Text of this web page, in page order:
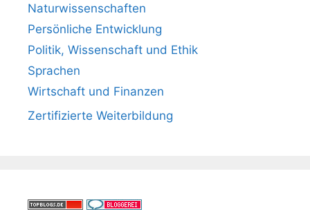
Naturwissenschaften
Persönliche Entwicklung
Politik, Wissenschaft und Ethik
Sprachen
Wirtschaft und Finanzen
Zertifizierte Weiterbildung